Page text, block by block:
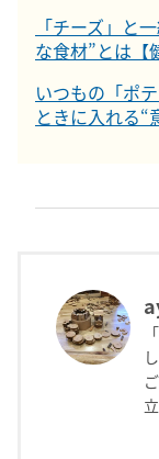
「チーズ」と
な食材”とは【
いつもの「ポ
ときに入れる“